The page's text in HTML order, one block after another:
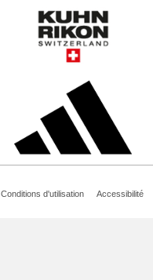
Conditions d'utilisation Accessibilité